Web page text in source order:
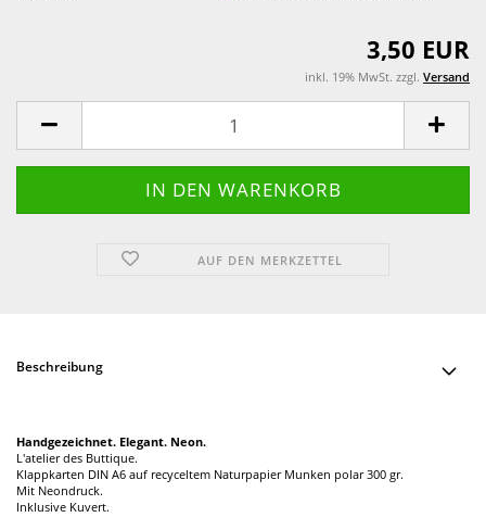
3,50 EUR
inkl. 19% MwSt. zzgl. Versand
AUF DEN MERKZETTEL
Beschreibung
Handgezeichnet. Elegant. Neon.
L'atelier des Buttique.
Klappkarten DIN A6 auf recyceltem Naturpapier Munken polar 300 gr.
Mit Neondruck.
Inklusive Kuvert.